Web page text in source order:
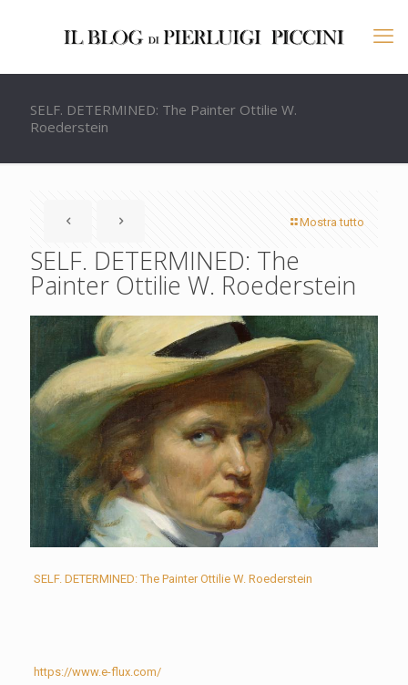
SELF. DETERMINED: The Painter Ottilie W.
Roederstein
Mostra tutto
SELF. DETERMINED: The
Painter Ottilie W. Roederstein
SELF. DETERMINED: The Painter Ottilie W. Roederstein
https://www.e-flux.com/